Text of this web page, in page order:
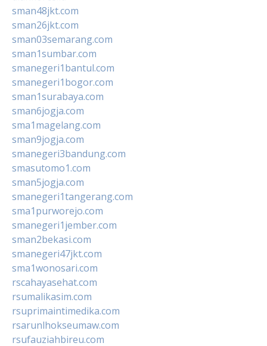
sman48jkt.com
sman26jkt.com
sman03semarang.com
sman1sumbar.com
smanegeri1bantul.com
smanegeri1bogor.com
sman1surabaya.com
sman6jogja.com
sma1magelang.com
sman9jogja.com
smanegeri3bandung.com
smasutomo1.com
sman5jogja.com
smanegeri1tangerang.com
sma1purworejo.com
smanegeri1jember.com
sman2bekasi.com
smanegeri47jkt.com
sma1wonosari.com
rscahayasehat.com
rsumalikasim.com
rsuprimaintimedika.com
rsarunlhokseumaw.com
rsufauziahbireu.com